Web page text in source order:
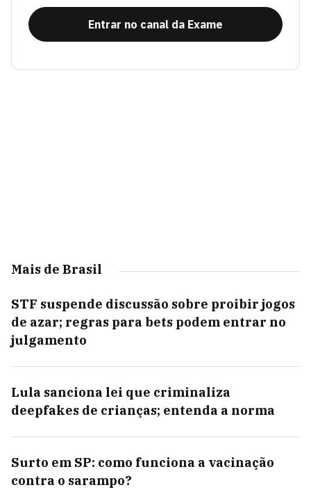
Entrar no canal da Exame
Mais de Brasil
STF suspende discussão sobre proibir jogos
de azar; regras para bets podem entrar no
julgamento
Lula sanciona lei que criminaliza
deepfakes de crianças; entenda a norma
Surto em SP: como funciona a vacinação
contra o sarampo?